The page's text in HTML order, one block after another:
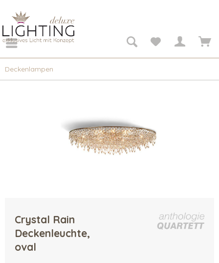
Deckenlampen
Crystal Rain
Deckenleuchte,
oval